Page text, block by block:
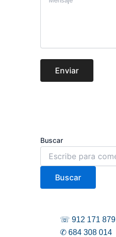
Enviar
Buscar
Buscar
☏ 912 171 879
✆ 684 308 014